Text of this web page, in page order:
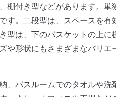
棚付き型などがあります。単
す。二段型は、スペースを有
は、下のバスケットの上に
や形状にもさまざまなバリエ
、バスルームでのタオルや洗